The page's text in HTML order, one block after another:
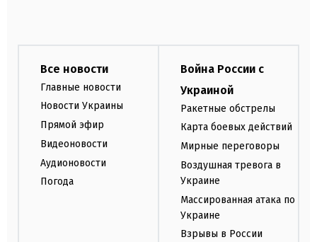
Все новости
Главные новости
Новости Украины
Прямой эфир
Видеоновости
Аудионовости
Погода
Война России с
Украиной
Ракетные обстрелы
Карта боевых действий
Мирные переговоры
Воздушная тревога в
Украине
Массированная атака по
Украине
Взрывы в России